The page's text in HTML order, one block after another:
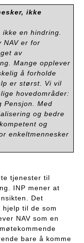
ikke
en hindring.
NAV er for
av
Mange opplever
å forholde
er størst. Vi vil
hovedområder:
Pensjon. Med
og bedre
og
enkeltmennesker
tjenester til
INP mener at
Det
til de som
NAV som en
bare å komme